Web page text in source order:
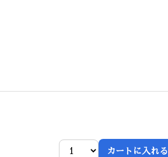
カートに入れる